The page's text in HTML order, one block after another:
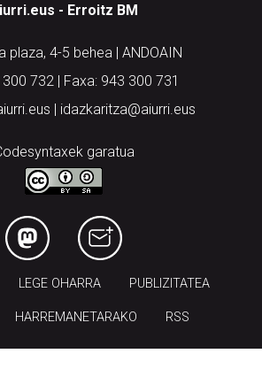
- Erroitz BM
plaza, 4-5 behea | ANDOAIN
300 732 | Faxa: 943 300 731
| idazkaritza@aiurri.eus
garatua
LEGE OHARRA PUBLIZITATEA
HARREMANETARAKO RSS